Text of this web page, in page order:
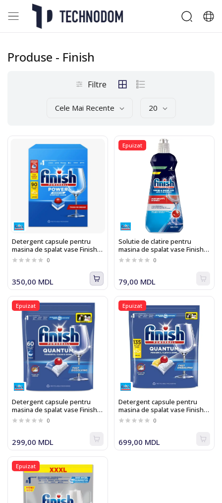
Produse - Finish
Filtre
Cele Mai Recente 20
Detergent capsule pentru
masina de spalat vase Finish
Power Essential, 90 tablete
0
350,00 MDL
Epuizat
Solutie de clatire pentru
masina de spalat vase Finish
Rinse & Shine Aid
0
79,00 MDL
Epuizat
Detergent capsule pentru
masina de spalat vase Finish
Quantum Fresh 60
0
299,00 MDL
Epuizat
Detergent capsule pentru
masina de spalat vase Finish
Quantum All-in-1 135
0
699,00 MDL
Epuizat